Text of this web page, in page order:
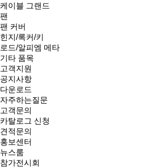
케이블 그랜드
팬
팬 커버
힌지/록커/키
로드/알피엠 메타
기타 품목
고객지원
공지사항
다운로드
자주하는질문
고객문의
카탈로그 신청
견적문의
홍보센터
뉴스룸
참가전시회